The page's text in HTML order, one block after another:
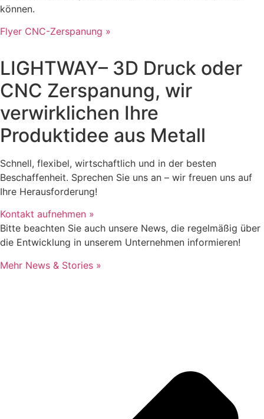
können.
Flyer CNC-Zerspanung »
LIGHTWAY– 3D Druck oder
CNC Zerspanung, wir
verwirklichen Ihre
Produktidee aus Metall
Schnell, flexibel, wirtschaftlich und in der besten
Beschaffenheit. Sprechen Sie uns an – wir freuen uns auf
Ihre Herausforderung!
Kontakt aufnehmen »
Bitte beachten Sie auch unsere News, die regelmäßig über
die Entwicklung in unserem Unternehmen informieren!
Mehr News & Stories »